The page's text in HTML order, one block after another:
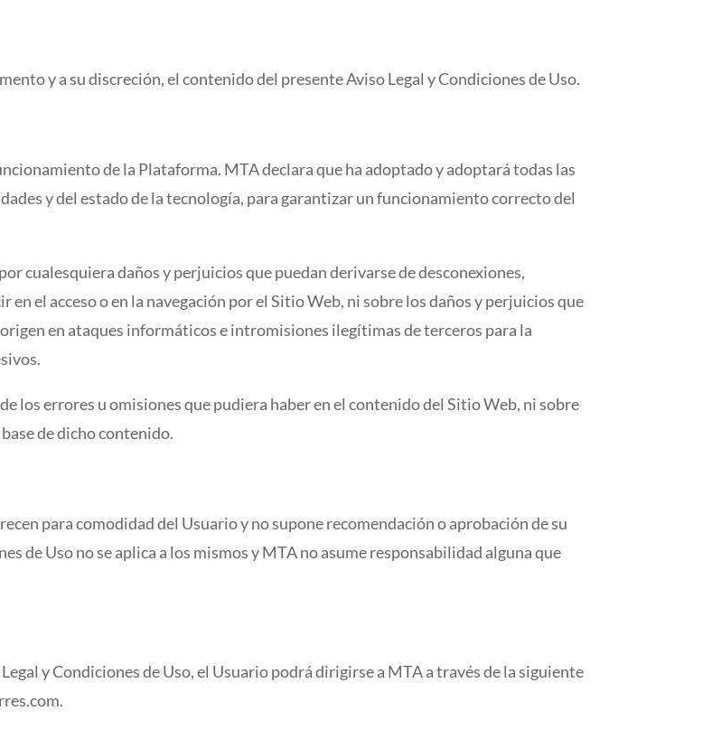
y a su discreción, el contenido del presente Aviso Legal y Condiciones de Uso.
de la Plataforma. MTA declara que ha adoptado y adoptará todas las
y del estado de la tecnología, para garantizar un funcionamiento correcto del
cualesquiera daños y perjuicios que puedan derivarse de desconexiones,
el acceso o en la navegación por el Sitio Web, ni sobre los daños y perjuicios que
en ataques informáticos e intromisiones ilegítimas de terceros para la
los errores u omisiones que pudiera haber en el contenido del Sitio Web, ni sobre
de dicho contenido.
para comodidad del Usuario y no supone recomendación o aprobación de su
de Uso no se aplica a los mismos y MTA no asume responsabilidad alguna que
y Condiciones de Uso, el Usuario podrá dirigirse a MTA a través de la siguiente